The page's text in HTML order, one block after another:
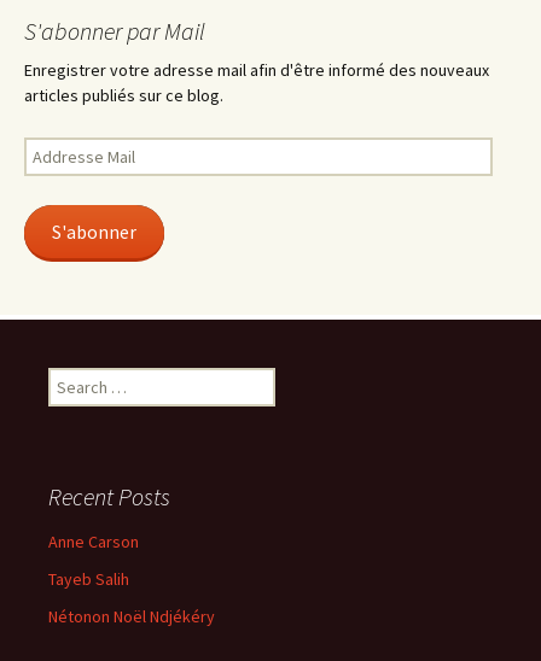
S'abonner par Mail
Enregistrer votre adresse mail afin d'être informé des nouveaux
articles publiés sur ce blog.
Addresse
Mail
S'abonner
Search
for:
Recent Posts
Anne Carson
Tayeb Salih
Nétonon Noël Ndjékéry